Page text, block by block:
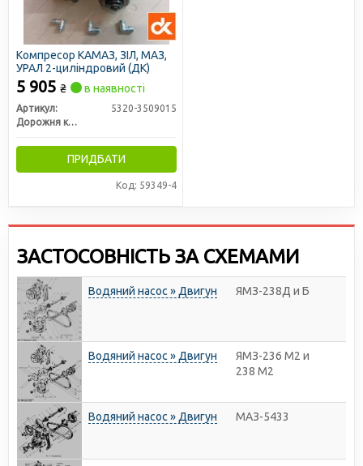
Компресор КАМАЗ, ЗІЛ, МАЗ,
УРАЛ 2-циліндровий (ДК)
5 905 ₴ в наявності
Артикул:
5320-3509015
Дорожня карта
ПРИДБАТИ
Код: 59349-4
ЗАСТОСОВНІСТЬ ЗА СХЕМАМИ
Водяний насос » Двигун ЯМЗ-238Д и Б
Водяний насос » Двигун
ЯМЗ-236 М2 и
238 М2
Водяний насос » Двигун МАЗ-5433